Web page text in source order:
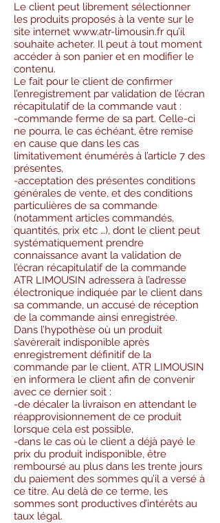
Le client peut librement sélectionner
les produits proposés à la vente sur le
site internet www.atr-limousin.fr qu’il
souhaite acheter. Il peut à tout moment
accéder à son panier et en modifier le
contenu.
Le fait pour le client de confirmer
l’enregistrement par validation de l’écran
récapitulatif de la commande vaut :
-commande ferme de sa part. Celle-ci
ne pourra, le cas échéant, être remise
en cause que dans les cas
limitativement énumérés à l’article 7 des
présentes,
-acceptation des présentes conditions
générales de vente, et des conditions
particulières de sa commande
(notamment articles commandés,
quantités, prix etc …), dont le client peut
systématiquement prendre
connaissance avant la validation de
l’écran récapitulatif de la commande
ATR LIMOUSIN adressera à l’adresse
électronique indiquée par le client dans
sa commande, un accusé de réception
de la commande ainsi enregistrée.
Dans l’hypothèse où un produit
s’avèrerait indisponible après
enregistrement définitif de la
commande par le client, ATR LIMOUSIN
en informera le client afin de convenir
avec ce dernier soit :
-de décaler la livraison en attendant le
réapprovisionnement de ce produit
lorsque cela est possible,
-dans le cas où le client a déjà payé le
prix du produit indisponible, être
remboursé au plus dans les trente jours
du paiement des sommes qu’il a versé à
ce titre. Au delà de ce terme, les
sommes sont productives d’intérêts au
taux légal.